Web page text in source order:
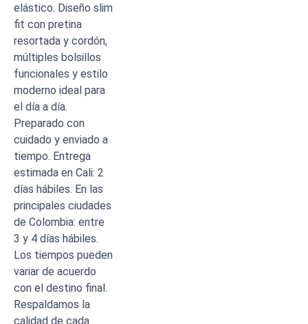
elástico. Diseño slim
fit con pretina
resortada y cordón,
múltiples bolsillos
funcionales y estilo
moderno ideal para
el día a día.
Preparado con
cuidado y enviado a
tiempo. Entrega
estimada en Cali: 2
días hábiles. En las
principales ciudades
de Colombia: entre
3 y 4 días hábiles.
Los tiempos pueden
variar de acuerdo
con el destino final.
Respaldamos la
calidad de cada